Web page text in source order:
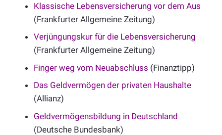
Klassische Lebensversicherung vor dem Aus
(Frankfurter Allgemeine Zeitung)
Verjüngungskur für die Lebensversicherung
(Frankfurter Allgemeine Zeitung)
Finger weg vom Neuabschluss (Finanztipp)
Das Geldvermögen der privaten Haushalte
(Allianz)
Geldvermögensbildung in Deutschland
(Deutsche Bundesbank)